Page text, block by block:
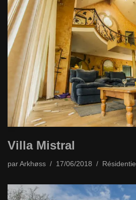
Villa Mistral
par Arkhøss 17/06/2018 Résidentiel